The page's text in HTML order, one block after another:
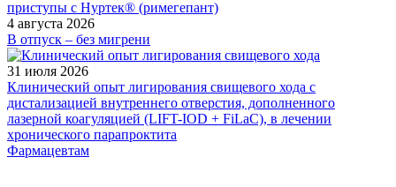
4 августа 2026
В отпуск – без мигрени
31 июля 2026
Клинический опыт лигирования свищевого хода с
дистализацией внутреннего отверстия, дополненного
лазерной коагуляцией (LIFT-IOD + FiLaC), в лечении
хронического парапроктита
Фармацевтам